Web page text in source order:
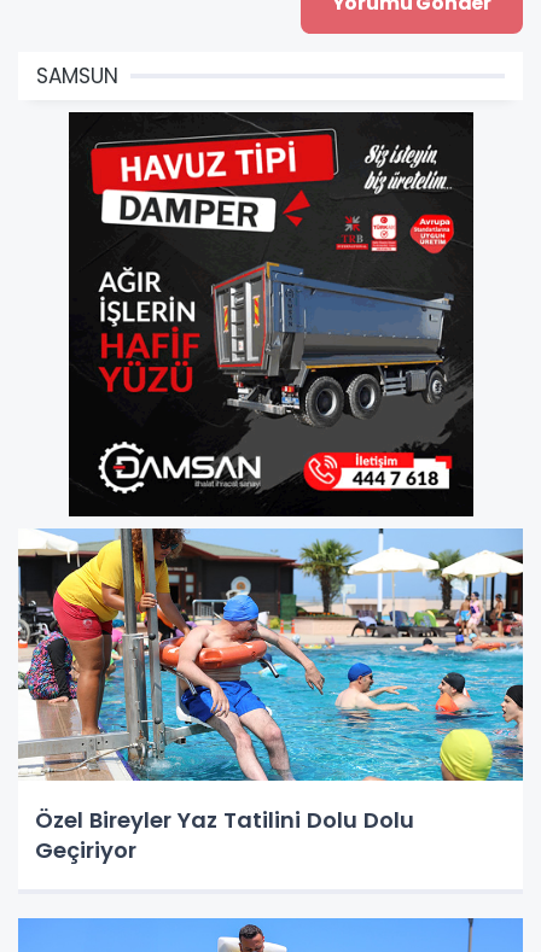
SAMSUN
Özel Bireyler Yaz Tatilini Dolu Dolu
Geçiriyor